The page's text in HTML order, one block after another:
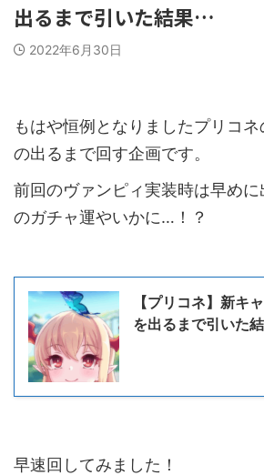
出るまで引いた結果…
2022年6月30日
もはや恒例となりましたプリコ
の出るまで回す企画です。
前回のヴァンピィ実装時は早め
のガチャ運やいかに…！？
【プリコネ】新キ
を出るまで引いた
早速回してみました！